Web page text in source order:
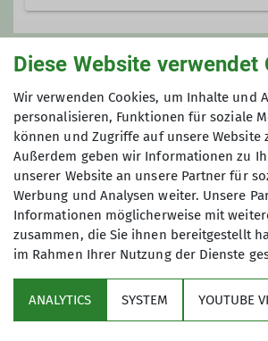
Qualifikationen
Trainer*in C Bergsteigen
Ämter
Ausbildungsreferent*in
Unsere Veranstaltungsorte
IGS Geismar - Sporthalle 2
Schulweg
37083 Göttingen
Sektion
Diese Website verwendet
Wir verwenden Cookies, um Inhalte und
personalisieren, Funktionen für soziale
können und Zugriffe auf unsere Website
Außerdem geben wir Informationen zu
unserer Website an unsere Partner für
Werbung und Analysen weiter. Unsere
Informationen möglicherweise mit
zusammen, die Sie ihnen bereitgestellt
im Rahmen Ihrer Nutzung der Dienste
ANALYTICS SYSTEM YOUTUBE